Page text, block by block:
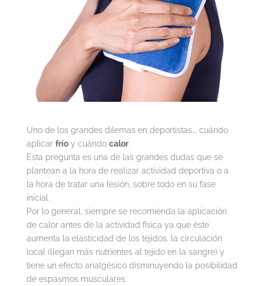
Uno de los grandes dilemas en deportistas…. cuándo
aplicar fríoy cuándo calor.
Esta pregunta es una de las grandes dudas que se
plantean a la hora de realizar actividad deportiva o a
la hora de tratar una lesión, sobre todo en su fase
inicial.
Por lo general, siempre se recomienda la aplicación
de calor antes de la actividad física ya que éste
aumenta la elasticidad de los tejidos, la circulación
local (llegan más nutrientes al tejido en la sangre) y
tiene un efecto analgésico disminuyendo la posibilidad
de espasmos musculares.